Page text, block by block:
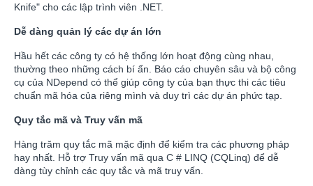
Knife" cho các lập trình viên .NET.
Dễ dàng quản lý các dự án lớn
Hầu hết các công ty có hệ thống lớn hoạt động cùng nhau,
thường theo những cách bí ẩn. Báo cáo chuyên sâu và bộ công
cụ của NDepend có thể giúp công ty của bạn thực thi các tiêu
chuẩn mã hóa của riêng mình và duy trì các dự án phức tạp.
Quy tắc mã và Truy vấn mã
Hàng trăm quy tắc mã mặc định để kiểm tra các phương pháp
hay nhất. Hỗ trợ Truy vấn mã qua C # LINQ (CQLinq) để dễ
dàng tùy chỉnh các quy tắc và mã truy vấn.